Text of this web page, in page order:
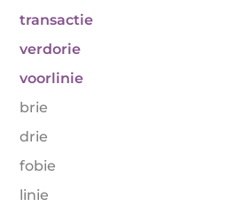
transactie
verdorie
voorlinie
brie
drie
fobie
linie